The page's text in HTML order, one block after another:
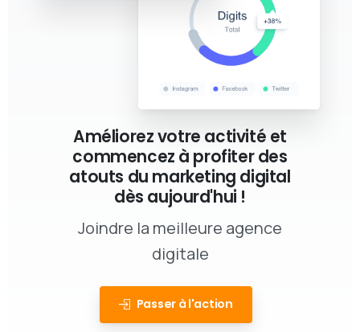
Améliorez votre activité et
commencez à profiter des
atouts du marketing digital
dès aujourd'hui !
Joindre la meilleure agence
digitale
Passer à l'action